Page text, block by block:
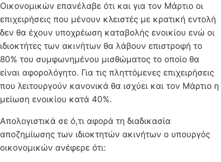
Οικονομικών επανέλαβε ότι και για τον Μάρτιο οι
επιχειρήσεις που μένουν κλειστές με κρατική εντολή
δεν θα έχουν υποχρέωση καταβολής ενοικίου ενώ οι
ιδιοκτήτες των ακινήτων θα λάβουν επιστροφή το
80% του συμφωνημένου μισθώματος το οποίο θα
είναι αφορολόγητο. Για τις πληττόμενες επιχειρήσεις
που λειτουργούν κανονικά θα ισχύει και τον Μάρτιο η
μείωση ενοικίου κατά 40%.
Απολογιστικά σε ό,τι αφορά τη διαδικασία
αποζημίωσης των ιδιοκτητών ακινήτων ο υπουργός
οικονομικών ανέφερε ότι: